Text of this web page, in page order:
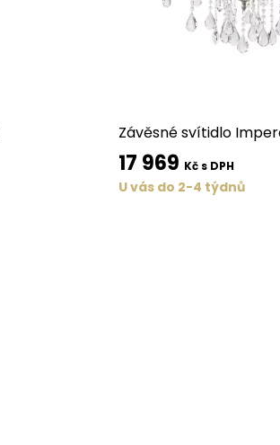
Závěsné svítidlo
17 969 Kč s DPH
U vás do 2-4 týdnů